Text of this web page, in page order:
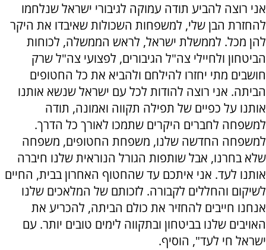
אני רוצה להביע תודה עמוקה לגיבורי ישראל שנלחמו
להחזרת הבן שלי, למשפחות השכולות שאיבדו את היקר
להן מכל. לממשלת ישראל, לראש הממשלה, לכוחות
הביטחון ולחיילי צה"ל הגיבורים, לפצועי צה"ל שרק
חושבים מתי יחזרו להילחם ולהביא את כל החטופים
הביתה. אני רוצה להודות לכל עם ישראל שנשא אותנו
אותנו על כפיים של תפילה תקווה ואמונה, תודה
למשפחה לחברים היקרים שתמכו לאורך כל הדרך.
למשפחה החדשה שלנו, משפחת החטופים, משפחה
שלא בחרנו, אבל שותפות הגורל הנוראית שלנו חיברה
אותנו לעד. אני איתכם עד שהחטוף האחרון בבית, החיים
לשיקום והחללים לקבורה. לזכותם של המלאכים שלנו
אנחנו חייבים להחזיר את כולם הביתה, להכריע את
האויבים שלנו בביטחון ובתקווה לימים טובים יותר. עם
ישראל חי לעד", הוסיף.